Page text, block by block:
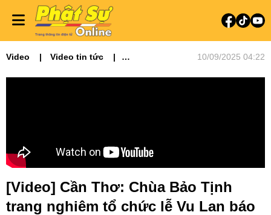
Video
Video tin tức
10/09/2025 04:22
[Video] Cần Thơ: Chùa Bảo Tịnh
trang nghiêm tổ chức lễ Vu Lan báo